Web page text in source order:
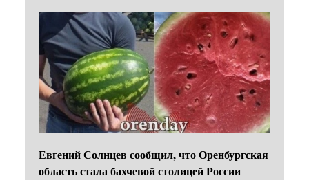
Евгений Солнцев сообщил, что Оренбургская
область стала бахчевой столицей России